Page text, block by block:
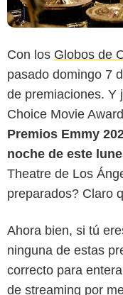
Con los Globos de
pasado domingo 7
de premiaciones. Y
Choice Movie
Premios Emmy
noche de este
Theatre de Los
preparados? Claro
Ahora bien, si tú
ninguna de estas
correcto para
de streaming por